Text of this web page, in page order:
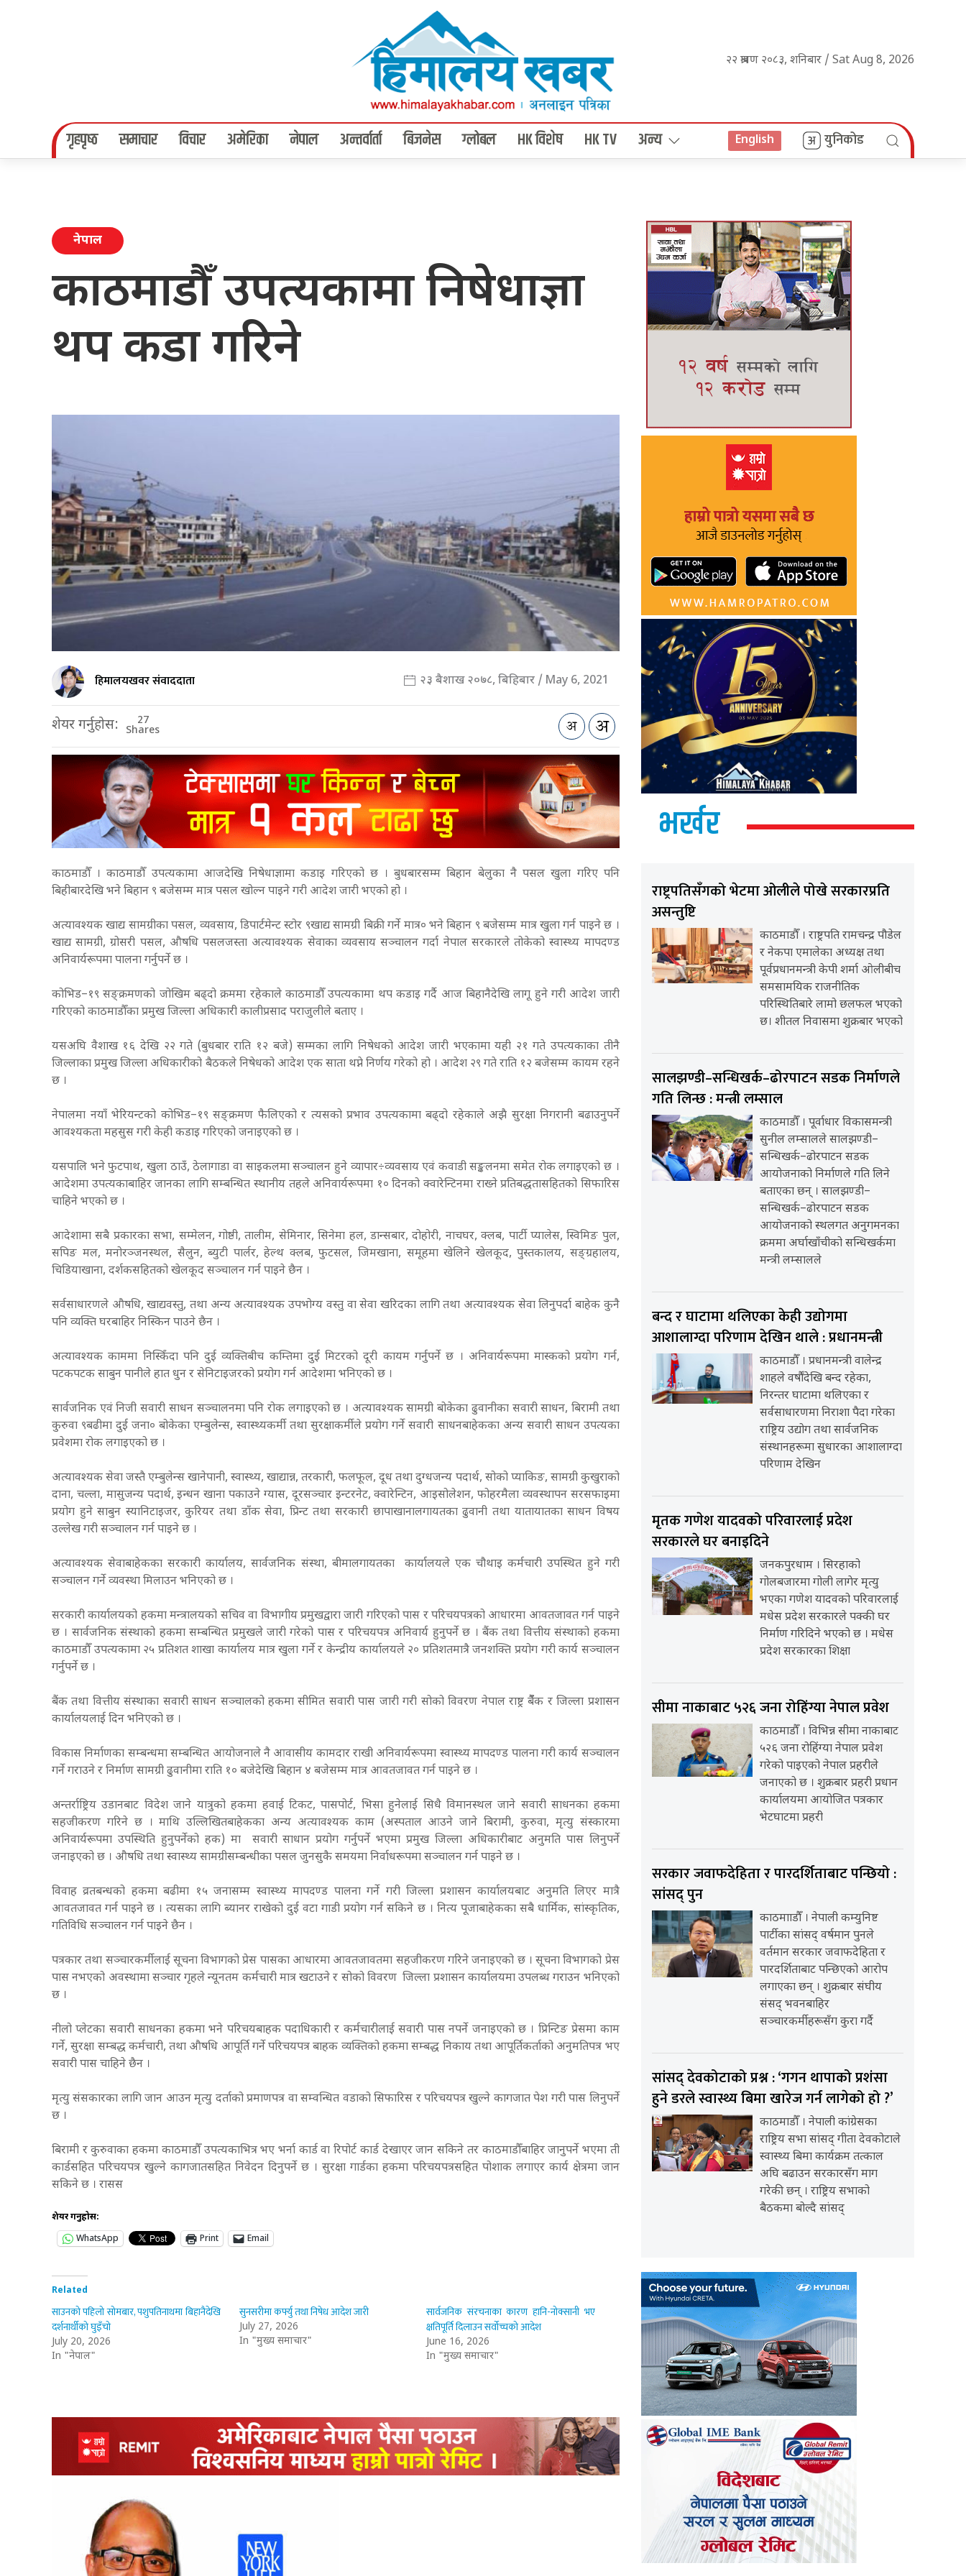
२२ श्रावण २०८३, शनिबार / Sat Aug 8, 2026
गृहपृष्‍ठ समाचार विचार अमेरिका नेपाल अन्तर्वार्ता बिजनेस ग्लोबल HK विशेष HK TV अन्य English युनिकोड
नेपाल
काठमाडौँ उपत्यकामा निषेधाज्ञा
थप कडा गरिने
हिमालयखवर संवाददाता २३ बैशाख २०७८, बिहिबार / May 6, 2021
शेयर गर्नुहोस: 27
Shares
काठमाडौँ । काठमाडौँ उपत्यकामा आजदेखि निषेधाज्ञामा कडाइ गरिएको छ । बुधबारसम्म बिहान बेलुका नै पसल खुला गरिए पनि
बिहीबारदेखि भने बिहान ९ बजेसम्म मात्र पसल खोल्न पाइने गरी आदेश जारी भएको हो ।
अत्यावश्यक खाद्य सामग्रीका पसल, व्यवसाय, डिपार्टमेन्ट स्टोर ९खाद्य सामग्री बिक्री गर्ने मात्र० भने बिहान ९ बजेसम्म मात्र खुला गर्न पाइने छ ।
खाद्य सामग्री, ग्रोसरी पसल, औषधि पसलजस्ता अत्यावश्यक सेवाका व्यवसाय सञ्चालन गर्दा नेपाल सरकारले तोकेको स्वास्थ्य मापदण्ड
अनिवार्यरूपमा पालना गर्नुपर्ने छ ।
कोभिड–१९ सङ्क्रमणको जोखिम बढ्दो क्रममा रहेकाले काठमाडौँ उपत्यकामा थप कडाइ गर्दै आज बिहानैदेखि लागू हुने गरी आदेश जारी
गरिएको काठमाडौँका प्रमुख जिल्ला अधिकारी कालीप्रसाद पराजुलीले बताए ।
यसअघि वैशाख १६ देखि २२ गते (बुधबार राति १२ बजे) सम्मका लागि निषेधको आदेश जारी भएकामा यही २१ गते उपत्यकाका तीनै
जिल्लाका प्रमुख जिल्ला अधिकारीको बैठकले निषेधको आदेश एक साता थप्ने निर्णय गरेको हो । आदेश २९ गते राति १२ बजेसम्म कायम रहने
छ ।
नेपालमा नयाँ भेरियन्टको कोभिड–१९ सङ्क्रमण फैलिएको र त्यसको प्रभाव उपत्यकामा बढ्दो रहेकाले अझै सुरक्षा निगरानी बढाउनुपर्ने
आवश्यकता महसुस गरी केही कडाइ गरिएको जनाइएको छ ।
यसपालि भने फुटपाथ, खुला ठाउँ, ठेलागाडा वा साइकलमा सञ्चालन हुने व्यापार÷व्यवसाय एवं कवाडी सङ्कलनमा समेत रोक लगाइएको छ ।
आदेशमा उपत्यकाबाहिर जानका लागि सम्बन्धित स्थानीय तहले अनिवार्यरूपमा १० दिनको क्वारेन्टिनमा राख्ने प्रतिबद्धतासहितको सिफारिस
चाहिने भएको छ ।
आदेशामा सबै प्रकारका सभा, सम्मेलन, गोष्ठी, तालीम, सेमिनार, सिनेमा हल, डान्सबार, दोहोरी, नाचघर, क्लब, पार्टी प्यालेस, स्विमिङ पुल,
सपिङ मल, मनोरञ्जनस्थल, सैलुन, ब्युटी पार्लर, हेल्थ क्लब, फुटसल, जिमखाना, समूहमा खेलिने खेलकूद, पुस्तकालय, सङ्ग्रहालय,
चिडियाखाना, दर्शकसहितको खेलकूद सञ्चालन गर्न पाइने छैन ।
सर्वसाधारणले औषधि, खाद्यवस्तु, तथा अन्य अत्यावश्यक उपभोग्य वस्तु वा सेवा खरिदका लागि तथा अत्यावश्यक सेवा लिनुपर्दा बाहेक कुनै
पनि व्यक्ति घरबाहिर निस्किन पाउने छैन ।
अत्यावश्यक काममा निस्किँदा पनि दुई व्यक्तिबीच कम्तिमा दुई मिटरको दूरी कायम गर्नुपर्ने छ । अनिवार्यरूपमा मास्कको प्रयोग गर्न,
पटकपटक साबुन पानीले हात धुन र सेनिटाइजरको प्रयोग गर्न आदेशमा भनिएको छ ।
सार्वजनिक एवं निजी सवारी साधन सञ्चालनमा पनि रोक लगाइएको छ । अत्यावश्यक सामग्री बोकेका ढुवानीका सवारी साधन, बिरामी तथा
कुरुवा ९बढीमा दुई जना० बोकेका एम्बुलेन्स, स्वास्थ्यकर्मी तथा सुरक्षाकर्मीले प्रयोग गर्ने सवारी साधनबाहेकका अन्य सवारी साधन उपत्यका
प्रवेशमा रोक लगाइएको छ ।
अत्यावश्यक सेवा जस्तै एम्बुलेन्स खानेपानी, स्वास्थ्य, खाद्यान्न, तरकारी, फलफूल, दूध तथा दुग्धजन्य पदार्थ, सोको प्याकिङ, सामग्री कुखुराको
दाना, चल्ला, मासुजन्य पदार्थ, इन्धन खाना पकाउने ग्यास, दूरसञ्चार इन्टरनेट, क्वारेन्टिन, आइसोलेशन, फोहरमैला व्यवस्थापन सरसफाइमा
प्रयोग हुने साबुन स्यानिटाइजर, कुरियर तथा डाँक सेवा, प्रिन्ट तथा सरकारी छापाखानालगायतका ढुवानी तथा यातायातका साधन विषय
उल्लेख गरी सञ्चालन गर्न पाइने छ ।
अत्यावश्यक सेवाबाहेकका सरकारी कार्यालय, सार्वजनिक संस्था, बीमालगायतका कार्यालयले एक चौथाइ कर्मचारी उपस्थित हुने गरी
सञ्चालन गर्ने व्यवस्था मिलाउन भनिएको छ ।
सरकारी कार्यालयको हकमा मन्त्रालयको सचिव वा विभागीय प्रमुखद्वारा जारी गरिएको पास र परिचयपत्रको आधारमा आवतजावत गर्न पाइने
छ । सार्वजनिक संस्थाको हकमा सम्बन्धित प्रमुखले जारी गरेको पास र परिचयपत्र अनिवार्य हुनुपर्ने छ । बैंक तथा वित्तीय संस्थाको हकमा
काठमाडौँ उपत्यकामा २५ प्रतिशत शाखा कार्यालय मात्र खुला गर्ने र केन्द्रीय कार्यालयले २० प्रतिशतमात्रै जनशक्ति प्रयोग गरी कार्य सञ्चालन
गर्नुपर्ने छ ।
बैंक तथा वित्तीय संस्थाका सवारी साधन सञ्चालको हकमा सीमित सवारी पास जारी गरी सोको विवरण नेपाल राष्ट्र बैंँक र जिल्ला प्रशासन
कार्यालयलाई दिन भनिएको छ ।
विकास निर्माणका सम्बन्धमा सम्बन्धित आयोजनाले नै आवासीय कामदार राखी अनिवार्यरूपमा स्वास्थ्य मापदण्ड पालना गरी कार्य सञ्चालन
गर्ने गराउने र निर्माण सामग्री ढुवानीमा राति १० बजेदेखि बिहान ४ बजेसम्म मात्र आवतजावत गर्न पाइने छ ।
अन्तर्राष्ट्रिय उडानबाट विदेश जाने यात्रुको हकमा हवाई टिकट, पासपोर्ट, भिसा हुनेलाई सिधै विमानस्थल जाने सवारी साधनका हकमा
सहजीकरण गरिने छ । माथि उल्लिखितबाहेकका अन्य अत्यावश्यक काम (अस्पताल आउने जाने बिरामी, कुरुवा, मृत्यु संस्कारमा
अनिवार्यरूपमा उपस्थिति हुनुपर्नेको हक) मा सवारी साधान प्रयोग गर्नुपर्ने भएमा प्रमुख जिल्ला अधिकारीबाट अनुमति पास लिनुपर्ने
जनाइएको छ । औषधि तथा स्वास्थ्य सामग्रीसम्बन्धीका पसल जुनसुकै समयमा निर्वाधरूपमा सञ्चालन गर्न पाइने छ ।
विवाह व्रतबन्धको हकमा बढीमा १५ जनासम्म स्वास्थ्य मापदण्ड पालना गर्ने गरी जिल्ला प्रशासन कार्यालयबाट अनुमति लिएर मात्रै
आवतजावत गर्न पाइने छ । त्यसका लागि ब्यानर राखेको दुई वटा गाडी प्रयोग गर्न सकिने छ । नित्य पूजाबाहेकका सबै धार्मिक, सांस्कृतिक,
गतिविधि सञ्चालन गर्न पाइने छैन ।
पत्रकार तथा सञ्चारकर्मीलाई सूचना विभागको प्रेस पासका आधारमा आवतजावतमा सहजीकरण गरिने जनाइएको छ । सूचना विभागको प्रेस
पास नभएको अवस्थामा सञ्चार गृहले न्यूनतम कर्मचारी मात्र खटाउने र सोको विवरण जिल्ला प्रशासन कार्यालयमा उपलब्ध गराउन भनिएको
छ ।
नीलो प्लेटका सवारी साधनका हकमा भने परिचयबाहक पदाधिकारी र कर्मचारीलाई सवारी पास नपर्ने जनाइएको छ । प्रिन्टिङ प्रेसमा काम
गर्ने, सुरक्षा सम्बद्ध कर्मचारी, तथा औषधि आपूर्ति गर्ने परिचयपत्र बाहक व्यक्तिको हकमा सम्बद्ध निकाय तथा आपूर्तिकर्ताको अनुमतिपत्र भए
सवारी पास चाहिने छैन ।
मृत्यु संसकारका लागि जान आउन मृत्यु दर्ताको प्रमाणपत्र वा सम्वन्धित वडाको सिफारिस र परिचयपत्र खुल्ने कागजात पेश गरी पास लिनुपर्ने
छ ।
बिरामी र कुरुवाका हकमा काठमाडौँ उपत्यकाभित्र भए भर्ना कार्ड वा रिपोर्ट कार्ड देखाएर जान सकिने तर काठमाडौँबाहिर जानुपर्ने भएमा ती
कार्डसहित परिचयपत्र खुल्ने कागजातसहित निवेदन दिनुपर्ने छ । सुरक्षा गार्डका हकमा परिचयपत्रसहित पोशाक लगाएर कार्य क्षेत्रमा जान
सकिने छ । रासस
शेयर गर्नुहोस:
WhatsApp
Print Email
Related
साउनको पहिलो सोमबार, पशुपतिनाथमा बिहानैदेखि
दर्शनार्थीको घुइँचो
July 20, 2026
In "नेपाल"
सुनसरीमा कर्फ्यु तथा निषेध आदेश जारी
July 27, 2026
In "मुख्य समाचार"
सार्वजनिक संरचनाका कारण हानि-नोक्सानी भए
क्षतिपूर्ति दिलाउन सर्वोच्चको आदेश
June 16, 2026
In "मुख्य समाचार"
भर्खर
राष्ट्रपतिसँगको भेटमा ओलीले पोखे सरकारप्रति
असन्तुष्टि
काठमाडौँ । राष्ट्रपति रामचन्द्र पौडेल
र नेकपा एमालेका अध्यक्ष तथा
पूर्वप्रधानमन्त्री केपी शर्मा ओलीबीच
समसामयिक राजनीतिक
परिस्थितिबारे लामो छलफल भएको
छ। शीतल निवासमा शुक्रबार भएको
सालझण्डी–सन्धिखर्क–ढोरपाटन सडक निर्माणले
गति लिन्छ : मन्त्री लम्साल
काठमाडौँ । पूर्वाधार विकासमन्त्री
सुनील लम्सालले सालझण्डी–
सन्धिखर्क–ढोरपाटन सडक
आयोजनाको निर्माणले गति लिने
बताएका छन् । सालझण्डी–
सन्धिखर्क–ढोरपाटन सडक
आयोजनाको स्थलगत अनुगमनका
क्रममा अर्घाखाँचीको सन्धिखर्कमा
मन्त्री लम्सालले
बन्द र घाटामा थलिएका केही उद्योगमा
आशालाग्दा परिणाम देखिन थाले : प्रधानमन्त्री
काठमाडौँ । प्रधानमन्त्री वालेन्द्र
शाहले वर्षौंदेखि बन्द रहेका,
निरन्तर घाटामा थलिएका र
सर्वसाधारणमा निराशा पैदा गरेका
राष्ट्रिय उद्योग तथा सार्वजनिक
संस्थानहरूमा सुधारका आशालाग्दा
परिणाम देखिन
मृतक गणेश यादवको परिवारलाई प्रदेश
सरकारले घर बनाइदिने
जनकपुरधाम । सिरहाको
गोलबजारमा गोली लागेर मृत्यु
भएका गणेश यादवको परिवारलाई
मधेस प्रदेश सरकारले पक्की घर
निर्माण गरिदिने भएको छ । मधेस
प्रदेश सरकारका शिक्षा
सीमा नाकाबाट ५२६ जना रोहिंग्या नेपाल प्रवेश
काठमाडौँ । विभिन्न सीमा नाकाबाट
५२६ जना रोहिंग्या नेपाल प्रवेश
गरेको पाइएको नेपाल प्रहरीले
जनाएको छ । शुक्रबार प्रहरी प्रधान
कार्यालयमा आयोजित पत्रकार
भेटघाटमा प्रहरी
सरकार जवाफदेहिता र पारदर्शिताबाट पन्छियो :
सांसद् पुन
काठमााडौँ । नेपाली कम्युनिष्ट
पार्टीका सांसद् वर्षमान पुनले
वर्तमान सरकार जवाफदेहिता र
पारदर्शिताबाट पन्छिएको आरोप
लगाएका छन् । शुक्रबार संघीय
संसद् भवनबाहिर
सञ्चारकर्मीहरूसँग कुरा गर्दै
सांसद् देवकोटाको प्रश्न : ‘गगन थापाको प्रशंसा
हुने डरले स्वास्थ्य बिमा खारेज गर्न लागेको हो ?’
काठमाडौँ । नेपाली कांग्रेसका
राष्ट्रिय सभा सांसद् गीता देवकोटाले
स्वास्थ्य बिमा कार्यक्रम तत्काल
अघि बढाउन सरकारसँग माग
गरेकी छन् । राष्ट्रिय सभाको
बैठकमा बोल्दै सांसद्